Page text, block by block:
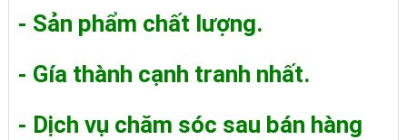
- Sản phẩm chất lượng.
- Gía thành cạnh tranh nhất.
- Dịch vụ chăm sóc sau bán hàng